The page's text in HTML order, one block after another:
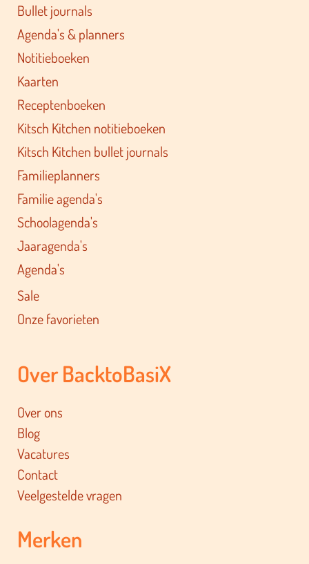
Bullet journals
Agenda's & planners
Notitieboeken
Kaarten
Receptenboeken
Kitsch Kitchen notitieboeken
Kitsch Kitchen bullet journals
Familieplanners
Familie agenda's
Schoolagenda's
Jaaragenda's
Agenda's
Sale
Onze favorieten
Over BacktoBasiX
Over ons
Blog
Vacatures
Contact
Veelgestelde vragen
Merken